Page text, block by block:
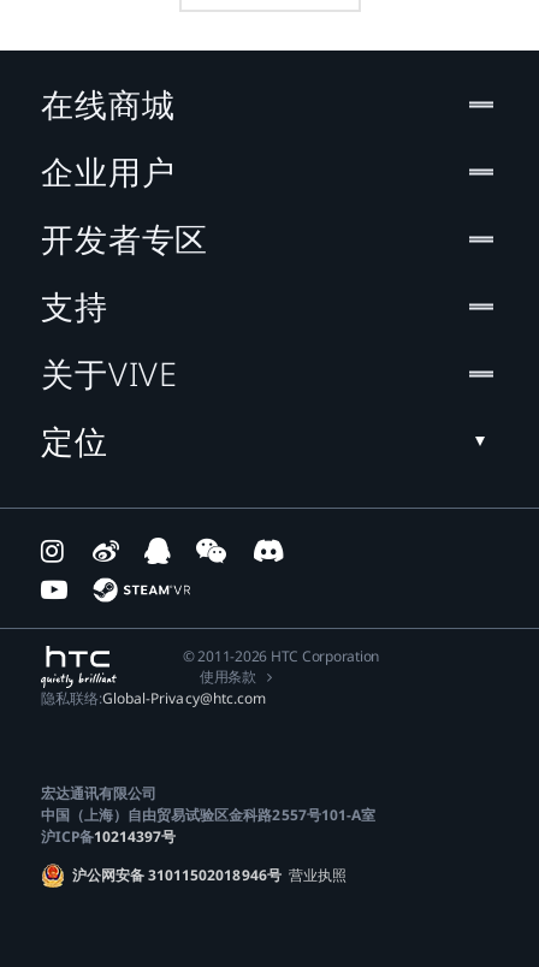
在线商城
企业用户
开发者专区
支持
关于VIVE
定位
© 2011-2026 HTC Corporation
使用条款
隐私联络:Global-Privacy@htc.com
宏达通讯有限公司
中国（上海）自由贸易试验区金科路2557号101-A室
沪ICP备10214397号
沪公网安备 31011502018946号营业执照